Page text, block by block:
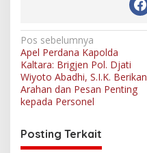
N
a
v
i
a
Pos sebelumnya
Apel Perdana Kapolda
Kaltara: Brigjen Pol. Djati
Wiyoto Abadhi, S.I.K. Berikan
Arahan dan Pesan Penting
kepada Personel
Posting Terkait